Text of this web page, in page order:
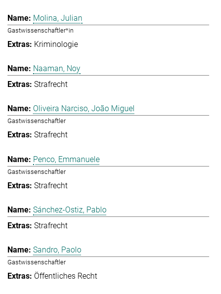
Molina, Julian
Gastwissenschaftler*in
Kriminologie
Naaman, Noy
Strafrecht
Oliveira Narciso, João Miguel
Gastwissenschaftler
Strafrecht
Penco, Emmanuele
Gastwissenschaftler
Strafrecht
Sánchez-Ostiz, Pablo
Strafrecht
Sandro, Paolo
Gastwissenschaftler
Öffentliches Recht